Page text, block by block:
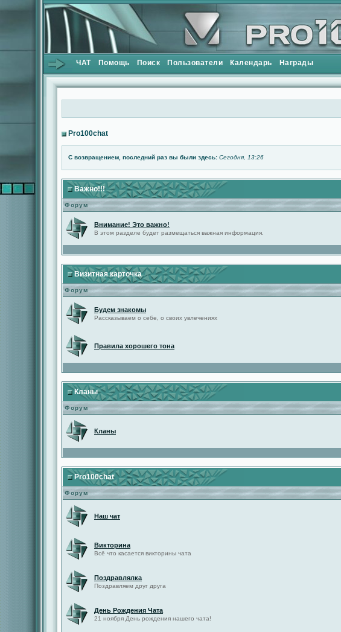
ЧАТ Помощь Поиск Пользователи Календарь Награды
Pro100chat
С возвращением, последний раз вы были здесь: Сегодня, 13:26
Важно!!!
Форум
Внимание! Это важно!
В этом разделе будет размещаться важная информация.
Визитная карточка
Форум
Будем знакомы
Рассказываем о себе, о своих увлечениях
Правила хорошего тона
Кланы
Форум
Кланы
Pro100chat
Форум
Наш чат
Викторина
Всё что касается викторины чата
Поздравлялка
Поздравляем друг друга
День Рождения Чата
21 ноября День рождения нашего чата!